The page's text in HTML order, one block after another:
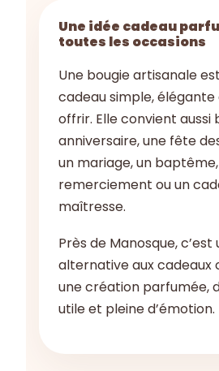
Une idée cadeau
toutes les occasions
Une bougie artisanale
cadeau simple,
offrir. Elle convient aussi
anniversaire, une fête
un mariage, un
remerciement ou un
maîtresse.
Près de Manosque, c’est
alternative aux cadeaux
une création parfumée,
utile et pleine d’émotion.